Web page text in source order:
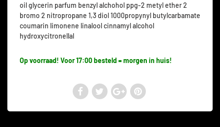
oil glycerin parfum benzyl alchohol ppg-2 metyl ether 2
bromo 2 nitropropane 1,3 diol 1000propynyl butylcarbamate
coumarin limonene linalool cinnamyl alcohol
hydroxycitronellal
Op voorraad! Voor 17:00 besteld = morgen in huis!